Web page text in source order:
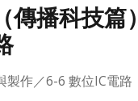
傳播科技篇
製作／6-6 數位IC電路